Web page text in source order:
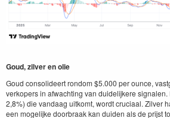
Goud, zilver en olie
Goud consolideert rondom $5.000 per ounce,
verkopers in afwachting van duidelijkere
2,8%) die vandaag uitkomt, wordt cruciaal. Zilver
een mogelijke doorbraak kan duiden als de prijst